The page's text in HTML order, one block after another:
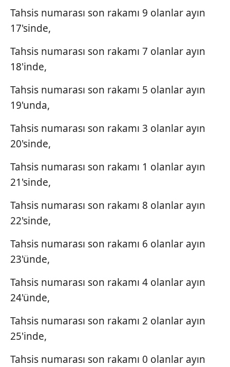
Tahsis numarası son rakamı 9 olanlar ayın
17'sinde,
Tahsis numarası son rakamı 7 olanlar ayın
18'inde,
Tahsis numarası son rakamı 5 olanlar ayın
19'unda,
Tahsis numarası son rakamı 3 olanlar ayın
20'sinde,
Tahsis numarası son rakamı 1 olanlar ayın
21'sinde,
Tahsis numarası son rakamı 8 olanlar ayın
22'sinde,
Tahsis numarası son rakamı 6 olanlar ayın
23'ünde,
Tahsis numarası son rakamı 4 olanlar ayın
24'ünde,
Tahsis numarası son rakamı 2 olanlar ayın
25'inde,
Tahsis numarası son rakamı 0 olanlar ayın